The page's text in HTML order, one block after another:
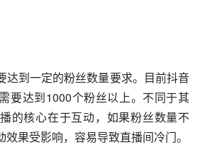
达到一定的粉丝数量要求。目前抖音
要达到1000个粉丝以上。不同于其
的核心在于互动，如果粉丝数量不
果受影响，容易导致直播间冷门。